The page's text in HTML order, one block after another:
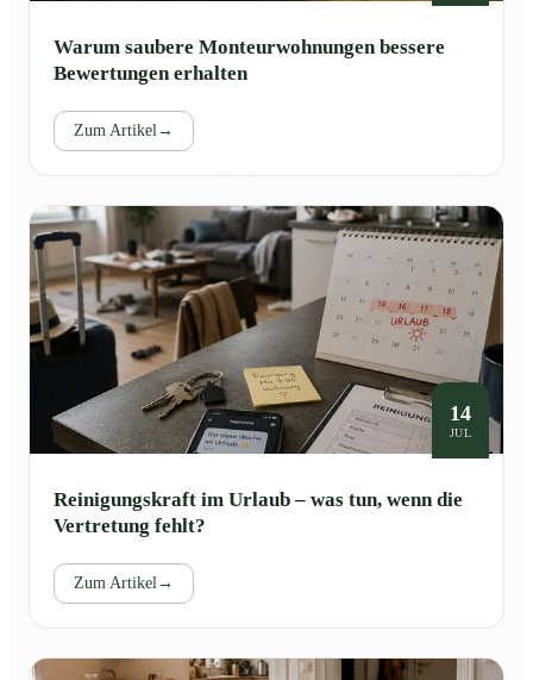
Warum saubere Monteurwohnungen bessere
Bewertungen erhalten
Zum Artikel→
14
JUL
Reinigungskraft im Urlaub – was tun, wenn die
Vertretung fehlt?
Zum Artikel→